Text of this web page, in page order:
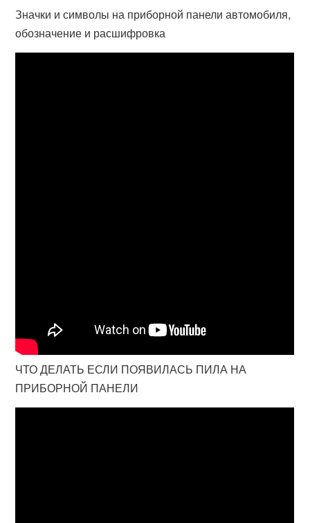
Значки и символы на приборной панели автомобиля,
обозначение и расшифровка
ЧТО ДЕЛАТЬ ЕСЛИ ПОЯВИЛАСЬ ПИЛА НА
ПРИБОРНОЙ ПАНЕЛИ